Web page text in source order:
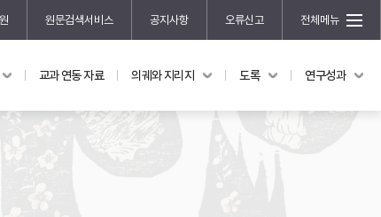
원문검색서비스 공지사항 오류신고 전체메뉴
도록 연구성과
교과 연동 자료 의궤와 지리지 도록 연구성과